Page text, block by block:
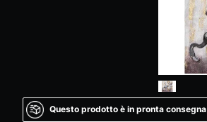
Questo prodotto è in pronta consegna